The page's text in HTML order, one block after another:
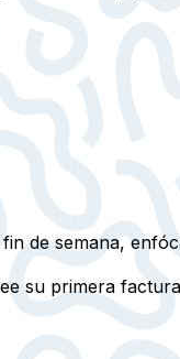
de semana,
su primera